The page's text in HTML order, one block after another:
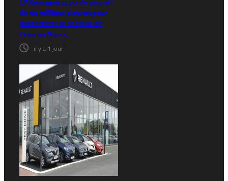
de 66 millions d’euros pour
moderniser le secteur de
l’eau au Maroc
il y a 1 jour